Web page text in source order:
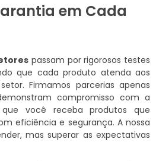
em Cada
passam por rigorosos testes
que cada produto atenda aos
Firmamos parcerias apenas
compromisso com a
que você receba produtos que
eficiência e segurança. A nossa
mas superar as expectativas